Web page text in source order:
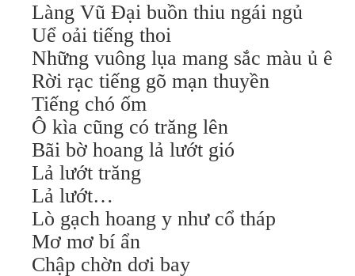
Làng Vũ Đại buồn thiu ngái ngủ
Uể oải tiếng thoi
Những vuông lụa mang sắc màu ủ ê
Rời rạc tiếng gõ mạn thuyền
Tiếng chó ốm
Ô kìa cũng có trăng lên
Bãi bờ hoang lả lướt gió
Lả lướt trăng
Lả lướt…
Lò gạch hoang y như cổ tháp
Mơ mơ bí ẩn
Chập chờn dơi bay